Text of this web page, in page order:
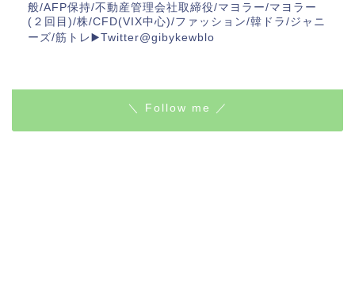
般/AFP保持/不動産管理会社取締役/マヨラー/マヨラー
(２回目)/株/CFD(VIX中心)/ファッション/韓ドラ/ジャニ
ーズ/筋トレ▶️Twitter@gibykewblo
＼ Follow me ／